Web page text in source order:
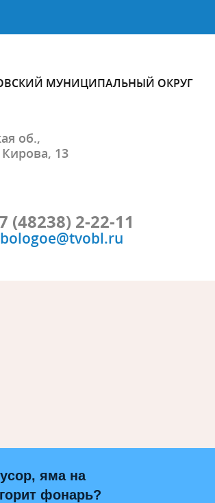
МУНИЦИПАЛЬНЫЙ ОКРУГ
об.,
Кирова, 13
(48238) 2-22-11
bologoe@tvobl.ru
яма на
фонарь?